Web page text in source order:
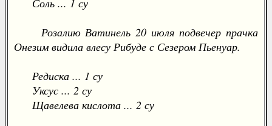
Соль ... 1 су
Розалию Ватинель 20 июля подвечер прачка
Онезим видила влесу Рибуде с Сезером Пьенуар.
Редиска ... 1 су
Уксус ... 2 су
Щавелева кислота ... 2 су